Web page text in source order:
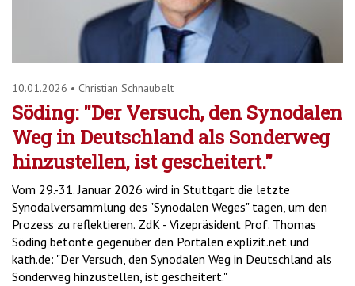
10.01.2026 • Christian Schnaubelt
Söding: "Der Versuch, den Synodalen
Weg in Deutschland als Sonderweg
hinzustellen, ist gescheitert."
Vom 29.-31. Januar 2026 wird in Stuttgart die letzte
Synodalversammlung des "Synodalen Weges" tagen, um den
Prozess zu reflektieren. ZdK - Vizepräsident Prof. Thomas
Söding betonte gegenüber den Portalen explizit.net und
kath.de: "Der Versuch, den Synodalen Weg in Deutschland als
Sonderweg hinzustellen, ist gescheitert."